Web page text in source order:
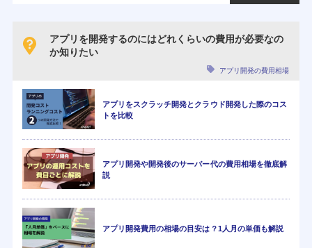
アプリを開発するのにはどれくらいの費用が必要なの
か知りたい
アプリ開発の費用相場
アプリをスクラッチ開発とクラウド開発した際のコス
トを比較
アプリ開発や開発後のサーバー代の費用相場を徹底解
説
アプリ開発費用の相場の目安は？1人月の単価も解説